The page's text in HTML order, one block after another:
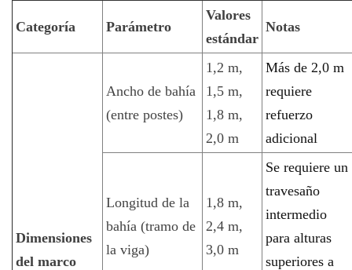
Categoría Parámetro
Valores
estándar
Notas
Dimensiones
del marco
Ancho de bahía
(entre postes)
1,2 m,
1,5 m,
1,8 m,
2,0 m
Más de 2,0 m
requiere
refuerzo
adicional
Longitud de la
bahía (tramo de
la viga)
1,8 m,
2,4 m,
3,0 m
Se requiere un
travesaño
intermedio
para alturas
superiores a